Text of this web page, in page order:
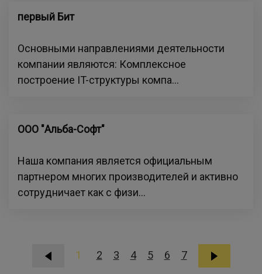
первый Бит
Основными направлениями деятельности
компании являются: Комплексное
построение IT-структуры компа...
ООО "Альба-Софт"
Наша компания является официальным
партнером многих производителей и активно
сотрудничает как с физи...
1 2 3 4 5 6 7